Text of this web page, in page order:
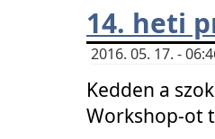
14. heti
2016. 05. 17. -
Kedden a
Workshop-ot